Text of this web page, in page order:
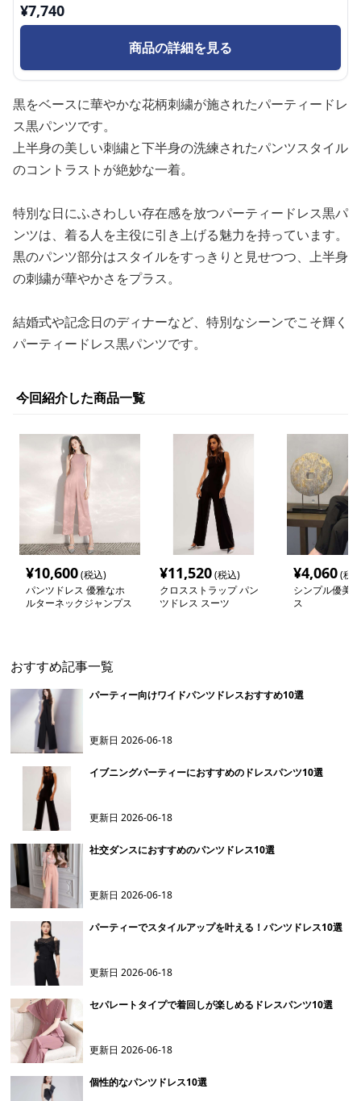
¥7,740
商品の詳細を見る
黒をベースに華やかな花柄刺繍が施されたパーティードレ
ス黒パンツです。
上半身の美しい刺繍と下半身の洗練されたパンツスタイル
のコントラストが絶妙な一着。
特別な日にふさわしい存在感を放つパーティードレス黒パ
ンツは、着る人を主役に引き上げる魅力を持っています。
黒のパンツ部分はスタイルをすっきりと見せつつ、上半身
の刺繍が華やかさをプラス。
結婚式や記念日のディナーなど、特別なシーンでこそ輝く
パーティードレス黒パンツです。
今回紹介した商品一覧
¥10,600(税込)
パンツドレス 優雅なホ
ルターネックジャンプス
¥11,520(税込)
クロスストラップ パン
ツドレス スーツ
¥4,060(税
シンプル優美
ス
おすすめ記事一覧
パーティー向けワイドパンツドレスおすすめ10選
更新日2026-06-18
イブニングパーティーにおすすめのドレスパンツ10選
更新日2026-06-18
社交ダンスにおすすめのパンツドレス10選
更新日2026-06-18
パーティーでスタイルアップを叶える！パンツドレス10選
更新日2026-06-18
セパレートタイプで着回しが楽しめるドレスパンツ10選
更新日2026-06-18
個性的なパンツドレス10選